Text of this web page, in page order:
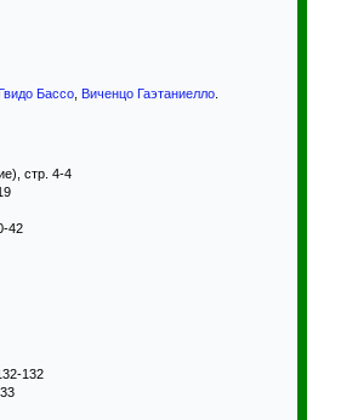
Гвидо Бассо, Виченцо Гаэтаниелло.
стр. 4-4
42
132